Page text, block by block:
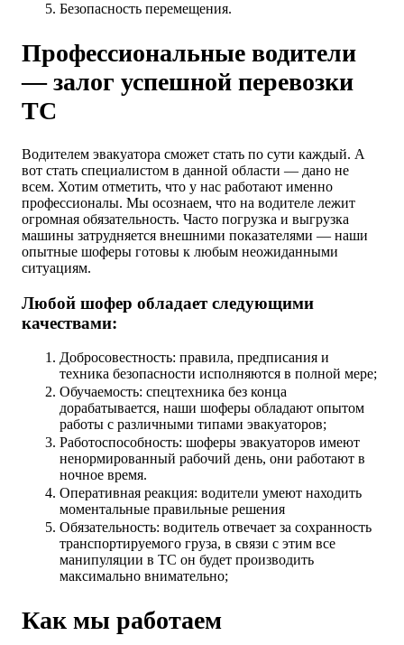
Безопасность перемещения.
Профессиональные водители
— залог успешной перевозки
ТС
Водителем эвакуатора сможет стать по сути каждый. А
вот стать специалистом в данной области — дано не
всем. Хотим отметить, что у нас работают именно
профессионалы. Мы осознаем, что на водителе лежит
огромная обязательность. Часто погрузка и выгрузка
машины затрудняется внешними показателями — наши
опытные шоферы готовы к любым неожиданными
ситуациям.
Любой шофер обладает следующими
качествами:
Добросовестность: правила, предписания и
техника безопасности исполняются в полной мере;
Обучаемость: спецтехника без конца
дорабатывается, наши шоферы обладают опытом
работы с различными типами эвакуаторов;
Работоспособность: шоферы эвакуаторов имеют
ненормированный рабочий день, они работают в
ночное время.
Оперативная реакция: водители умеют находить
моментальные правильные решения
Обязательность: водитель отвечает за сохранность
транспортируемого груза, в связи с этим все
манипуляции в ТС он будет производить
максимально внимательно;
Как мы работаем